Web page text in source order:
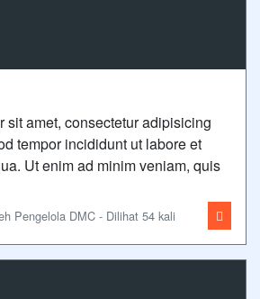
sit amet, consectetur adipisicing
tempor incididunt ut labore et
Ut enim ad minim veniam, quis
Pengelola DMC - Dilihat 54 kali